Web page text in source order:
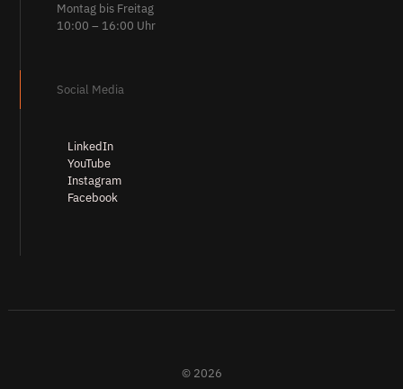
Montag bis Freitag
10:00 – 16:00 Uhr
Social Media
LinkedIn
YouTube
Instagram
Facebook
© 2026